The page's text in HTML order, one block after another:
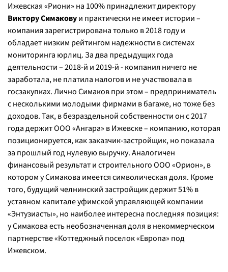
Ижевская «Риони» на 100% принадлежит директору
Виктору Симаковуи практически не имеет истории –
компания зарегистрирована только в 2018 году и
обладает низким рейтингом надежности в системах
мониторинга юрлиц. За два предыдущих года
деятельности – 2018-й и 2019-й - компания ничего не
заработала, не платила налогов и не участвовала в
госзакупках. Лично Симаков при этом – предприниматель
с несколькими молодыми фирмами в багаже, но тоже без
доходов. Так, в безраздельной собственности он с 2017
года держит ООО «Ангара» в Ижевске – компанию, которая
позиционируется, как заказчик-застройщик, но показала
за прошлый год нулевую выручку. Аналогичен
финансовый результат и строительного ООО «Орион», в
котором у Симакова имеется символическая доля. Кроме
того, будущий челнинский застройщик держит 51% в
уставном капитале уфимской управляющей компании
«Энтузиасты», но наиболее интересна последняя позиция:
у Симакова есть необозначенная доля в некоммерческом
партнерстве «Коттеджный поселок «Европа» под
Ижевском.